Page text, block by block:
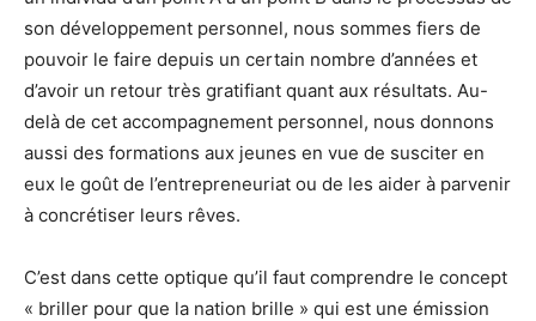
son développement personnel, nous sommes fiers de
pouvoir le faire depuis un certain nombre d’années et
d’avoir un retour très gratifiant quant aux résultats. Au-
delà de cet accompagnement personnel, nous donnons
aussi des formations aux jeunes en vue de susciter en
eux le goût de l’entrepreneuriat ou de les aider à parvenir
à concrétiser leurs rêves.
C’est dans cette optique qu’il faut comprendre le concept
« briller pour que la nation brille » qui est une émission